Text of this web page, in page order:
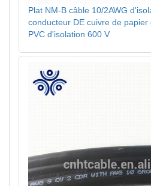
Plat NM-B câble 10/2AWG
conducteur DE cuivre de
PVC d'isolation 600 V